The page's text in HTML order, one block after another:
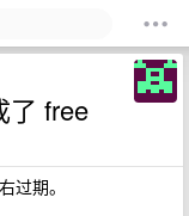
了 free
过期。